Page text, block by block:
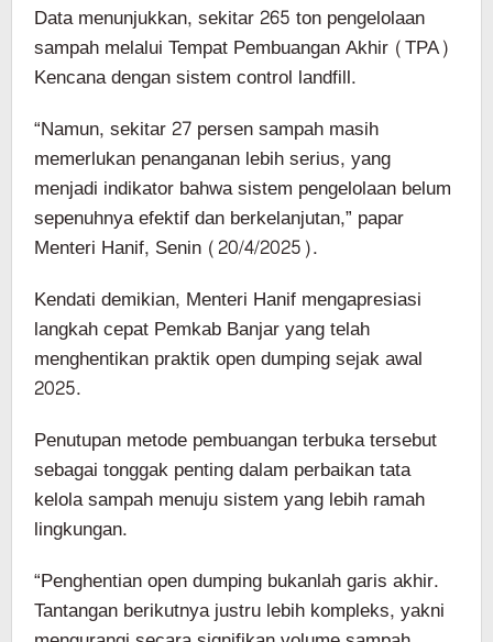
Data menunjukkan, sekitar 265 ton pengelolaan
sampah melalui Tempat Pembuangan Akhir (TPA)
Kencana dengan sistem control landfill.
“Namun, sekitar 27 persen sampah masih
memerlukan penanganan lebih serius, yang
menjadi indikator bahwa sistem pengelolaan belum
sepenuhnya efektif dan berkelanjutan,” papar
Menteri Hanif, Senin (20/4/2025).
Kendati demikian, Menteri Hanif mengapresiasi
langkah cepat Pemkab Banjar yang telah
menghentikan praktik open dumping sejak awal
2025.
Penutupan metode pembuangan terbuka tersebut
sebagai tonggak penting dalam perbaikan tata
kelola sampah menuju sistem yang lebih ramah
lingkungan.
“Penghentian open dumping bukanlah garis akhir.
Tantangan berikutnya justru lebih kompleks, yakni